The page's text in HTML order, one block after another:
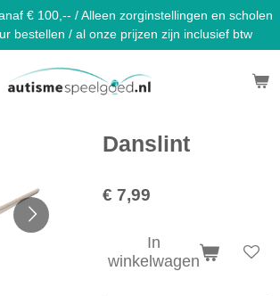
€ 100,-- / Alleen zorginstellingen en scholen
bestellen / al onze prijzen zijn inclusief btw
Danslint
€ 7,99
In
winkelwagen